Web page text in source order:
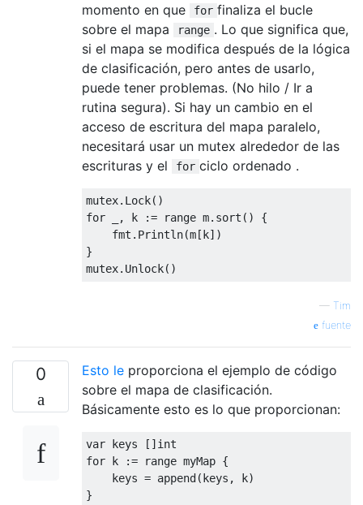
momento en que
for finaliza el bucle
sobre el mapa
range . Lo que significa que,
si el mapa se modifica después de la lógica
de clasificación, pero antes de usarlo,
puede tener problemas. (No hilo / Ir a
rutina segura). Si hay un cambio en el
acceso de escritura del mapa paralelo,
necesitará usar un mutex alrededor de las
escrituras y el
for ciclo ordenado .
mutex. Lock()
for
, k := range m. sort ()
{
    fmt
. Println(m[k])
}
mutex. Unlock()
— Tim
fuente
0 Esto le proporciona el ejemplo de código
sobre el mapa de clasificación.
Básicamente esto es lo que proporcionan:
var keys []int
for k := range myMap {
    keys
= append(keys , k)
}